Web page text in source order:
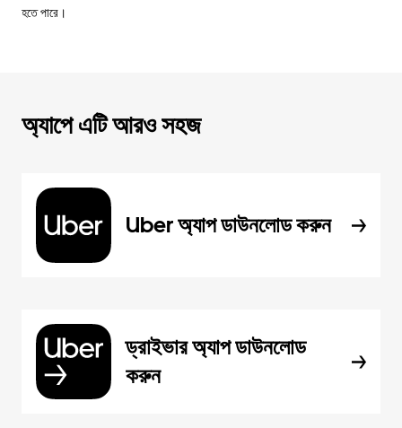
হতে পারে।
অ্যাপে এটি আরও সহজ
Uber অ্যাপ ডাউনলোড করুন
ড্রাইভার অ্যাপ ডাউনলোড
করুন